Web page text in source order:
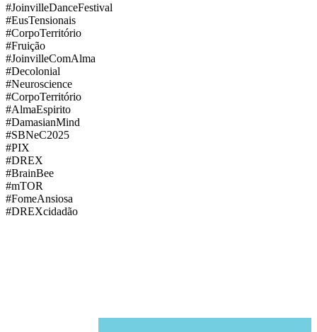
#JoinvilleDanceFestival
#EusTensionais
#CorpoTerritório
#Fruição
#JoinvilleComAlma
#Decolonial
#Neuroscience
#CorpoTerritório
#AlmaEspirito
#DamasianMind
#SBNeC2025
#PIX
#DREX
#BrainBee
#mTOR
#FomeAnsiosa
#DREXcidadão